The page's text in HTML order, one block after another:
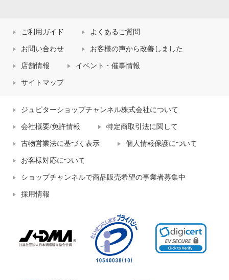
ご利用ガイド よくあるご質問
お問い合わせ お客様の声から改善しました
店舗情報 イベント・催事情報
サイトマップ
ジュピターショップチャンネル株式会社について
会社概要/免許情報 特定商取引法に関して
古物営業法に基づく表示 個人情報保護について
お客様対応について
ショップチャンネルで商品販売希望の事業者募集中
採用情報